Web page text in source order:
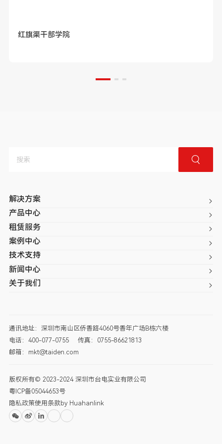
红旗渠干部学院
解决方案
产品中心
租赁服务
案例中心
技术支持
新闻中心
关于我们
通讯地址：深圳市南山区侨香路4060号香年广场B栋六楼
电话：400-077-0755
传真：0755-86621813
邮箱：mkt@taiden.com
版权所有© 2023-2024 深圳市台电实业有限公司
粤ICP备05044653号
隐私政策使用条款 by Huahanlink